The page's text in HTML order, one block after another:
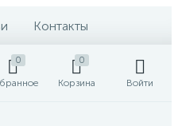
Контакты
0 0
Корзина Войти